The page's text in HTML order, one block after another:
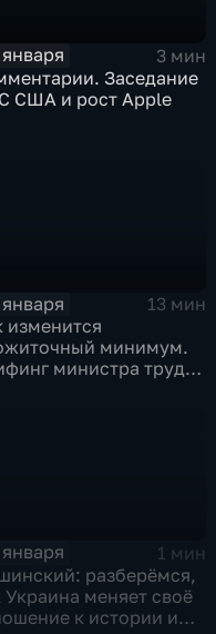
3 мин
Заседание
США и рост Apple
13 мин
изменится
минимум.
министра труда
1 мин
разберёмся,
Украина меняет своё
к истории и